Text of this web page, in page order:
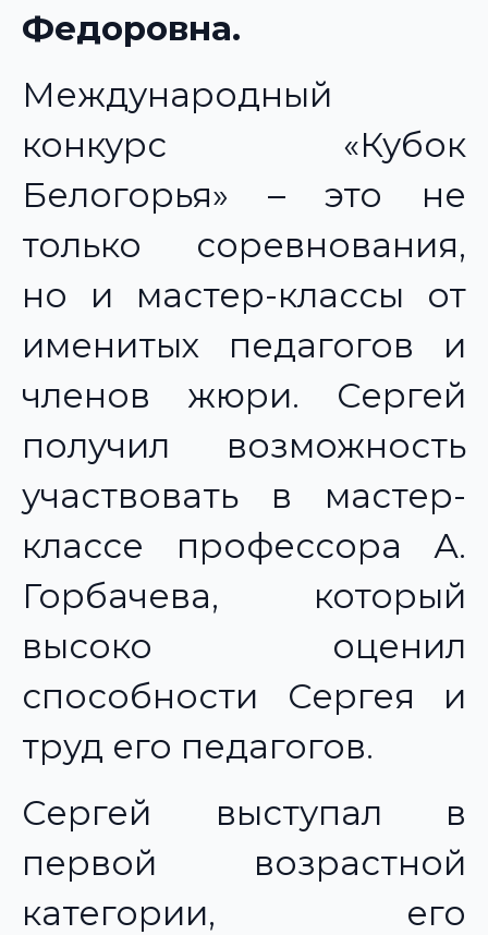
Федоровна.
Международный
конкурс «Кубок
Белогорья» – это не
только соревнования,
но и мастер-классы от
именитых педагогов и
членов жюри. Сергей
получил возможность
участвовать в мастер-
классе профессора А.
Горбачева, который
высоко оценил
способности Сергея и
труд его педагогов.
Сергей выступал в
первой возрастной
категории, его